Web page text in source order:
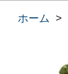
ホーム >